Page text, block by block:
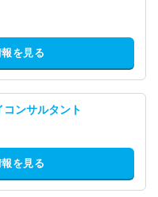
を見る
ンサルタント
を見る